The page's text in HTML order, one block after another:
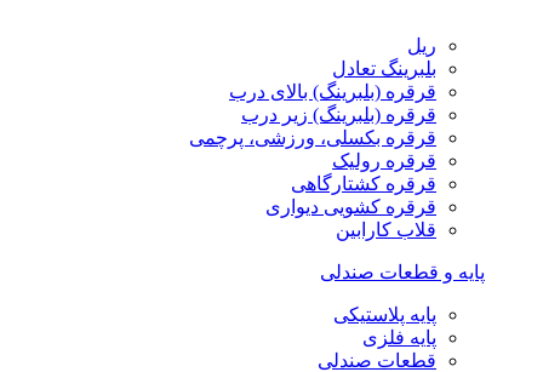
ریل
بلبرینگ تعادل
قرقره (بلبرینگ) بالای درب
قرقره (بلبرینگ) زیر درب
قرقره بکسلی، ورزشی، پرچمی
قرقره رولیک
قرقره کشتارگاهی
قرقره کشویی دیواری
قلاب کارابین
پایه و قطعات صندلی
پایه پلاستیکی
پایه فلزی
قطعات صندلی